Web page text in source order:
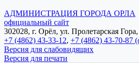
АДМИНИСТРАЦИЯ ГОРОДА ОРЛА
официальный сайт
302028, г. Орёл, ул. Пролетарская Гора,
+7 (4862) 43-33-12, +7 (4862) 43-70-87
Версия для слабовидящих
Версия для печати